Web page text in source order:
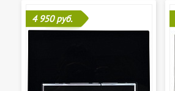
4 950 руб.